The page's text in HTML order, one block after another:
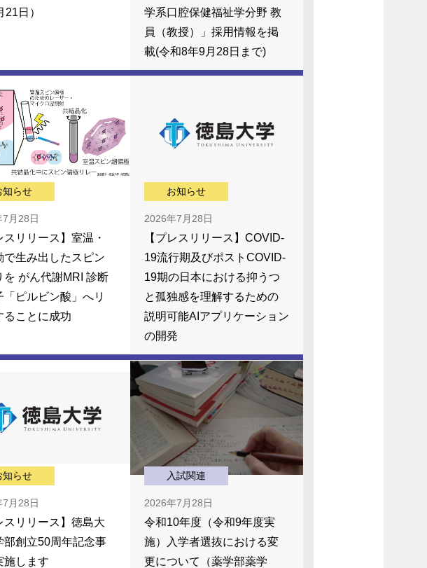
21日）
学系口腔保健福祉学分野 教
員（教授）」採用情報を掲
載(令和8年9月28日まで)
知らせ
月28日
スリリース】室温・
で生み出したスピン
を がん代謝MRI 診断
「ピルビン酸」へリ
ることに成功
お知らせ
2026年7月28日
【プレスリリース】COVID-
19流行期及びポストCOVID-
19期の日本における抑うつ
と孤独感を理解するための
説明可能AIアプリケーション
の開発
知らせ
7月28日
スリリース】徳島大
部創立50周年記念事
施します
入試関連
2026年7月28日
令和10年度（令和9年度実
施）入学者選抜における変
更について（薬学部薬学